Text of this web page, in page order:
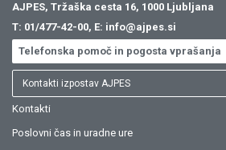
AJPES, Tržaška cesta 16, 1000 Ljubljana
T: 01/477-42-00, E: info@ajpes.si
Telefonska pomoč in pogosta vprašanja
Kontakti izpostav AJPES
Kontakti
Poslovni čas in uradne ure